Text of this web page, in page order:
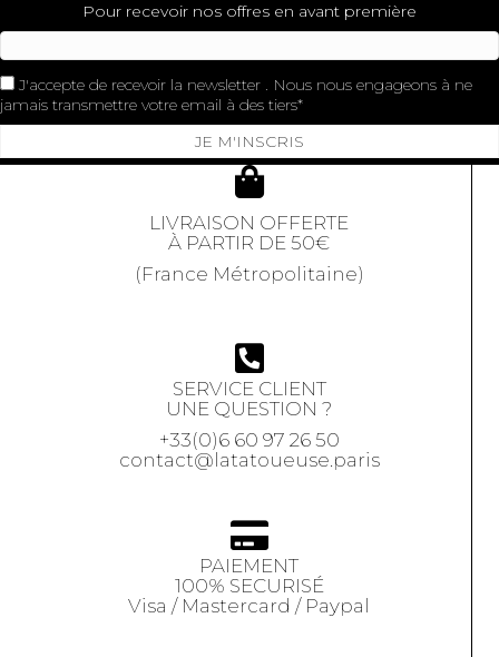
Pour recevoir nos offres en avant première
J'accepte de recevoir la newsletter . Nous nous engageons à ne
jamais transmettre votre email à des tiers
JE M'INSCRIS
LIVRAISON OFFERTE
À PARTIR DE 50€
(France Métropolitaine)
SERVICE CLIENT
UNE QUESTION ?
+33(0)6 60 97 26 50
contact@latatoueuse.paris
PAIEMENT
100% SECURISÉ
Visa / Mastercard / Paypal